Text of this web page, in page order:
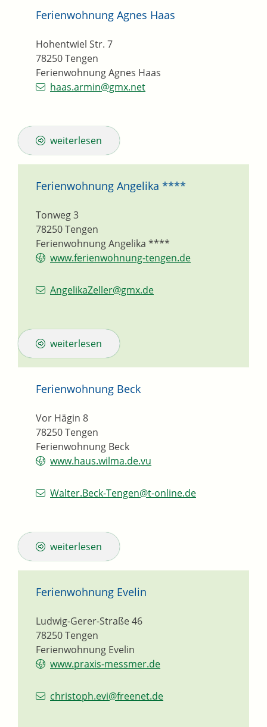
Ferienwohnung Agnes Haas
Ferienwohnung Agnes Haas
Hohentwiel Str. 7
78250Tengen
haas.armin@gmx.net
weiterlesen
Ferienwohnung Angelika ****
Ferienwohnung Angelika ****
Tonweg 3
78250Tengen
www.ferienwohnung-tengen.de
AngelikaZeller@gmx.de
weiterlesen
Ferienwohnung Beck
Ferienwohnung Beck
Vor Hägin 8
78250Tengen
www.haus.wilma.de.vu
Walter.Beck-Tengen@t-online.de
weiterlesen
Ferienwohnung Evelin
Ferienwohnung Evelin
Ludwig-Gerer-Straße 46
78250Tengen
www.praxis-messmer.de
christoph.evi@freenet.de